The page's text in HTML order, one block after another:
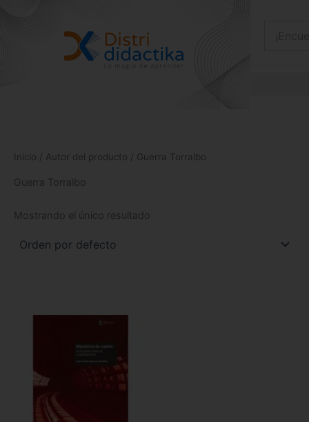
Inicio / Autor del producto / Guerra Torralbo
Guerra Torralbo
Mostrando el único resultado